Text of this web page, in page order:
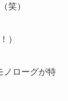
笑）
）
ノローグが特